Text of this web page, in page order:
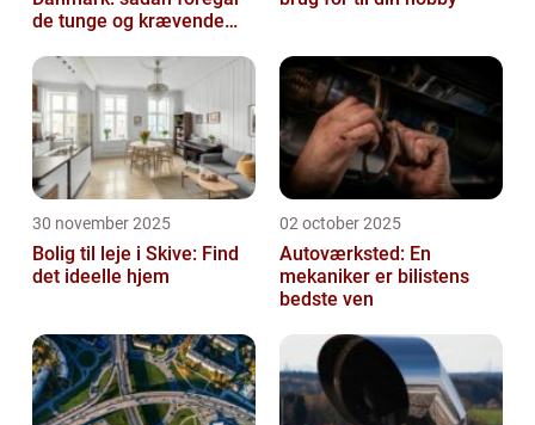
de tunge og krævende
30 november 2025
Bolig til leje i Skive: Find
det ideelle hjem
02 october 2025
Autoværksted: En
mekaniker er bilistens
bedste ven